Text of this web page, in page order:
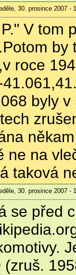
30. prosince 2007 -
V tom
by
roce
byly
ne na
taková
30. prosince 2007 -
se před
(zruš.